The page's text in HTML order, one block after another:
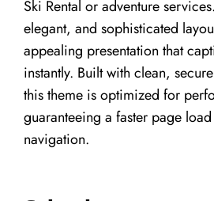
Ski Rental or adventure
elegant, and sophisticated
appealing presentation that
instantly. Built with clean,
this theme is optimized for
guaranteeing a faster page
navigation.